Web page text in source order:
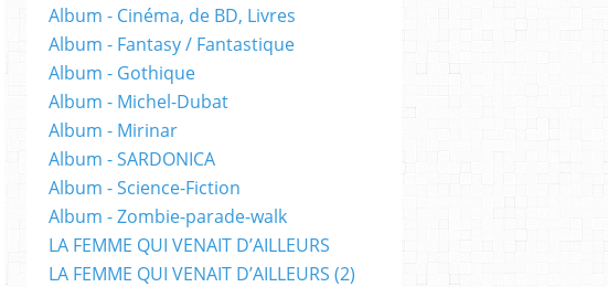
ADOLESCENT,HORREUR,JEUX VIDÉOS
Album - Cinéma, de BD, Livres
Album - Fantasy / Fantastique
Album - Gothique
Album - Michel-Dubat
Album - Mirinar
Album - SARDONICA
Album - Science-Fiction
Album - Zombie-parade-walk
LA FEMME QUI VENAIT D’AILLEURS
LA FEMME QUI VENAIT D’AILLEURS (2)